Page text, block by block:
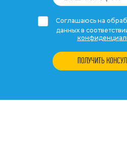
Соглашаюсь на
данных в
ПОЛУЧИТЬ